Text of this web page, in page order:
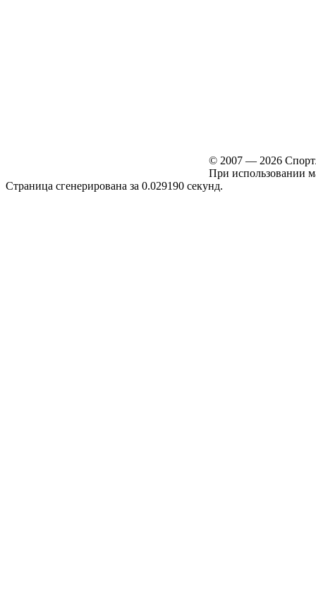
© 2007 — 2026
При использовании
Страница сгенерирована за 0.029190 секунд.